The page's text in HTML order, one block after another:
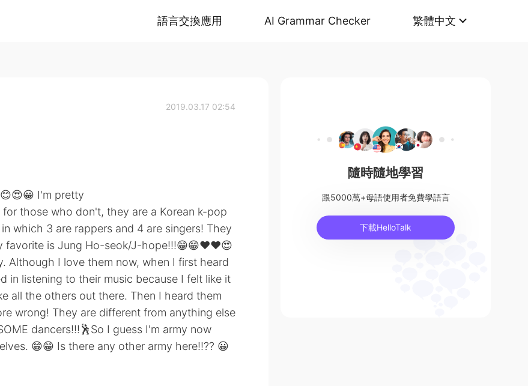
語言交換應用 AI Grammar Checker 繁體中文
2019.03.17 02:54
I'm pretty
those who don't, they are a Korean k-pop
which 3 are rappers and 4 are singers! They
favorite is Jung Ho-seok/J-hope!!!😁😁❤❤😍
Although I love them now, when I first heard
in listening to their music because I felt like it
all the others out there. Then I heard them
wrong! They are different from anything else
dancers!!!🕺So I guess I'm army now
😁😁 Is there any other army here!!?? 😀
隨時隨地學習
跟5000萬+母語使用者免費學語言
下載HelloTalk